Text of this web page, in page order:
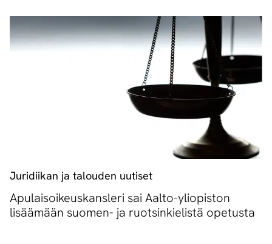
Juridiikan ja talouden uutiset
Apulaisoikeuskansleri sai Aalto-yliopiston
lisäämään suomen- ja ruotsinkielistä opetusta